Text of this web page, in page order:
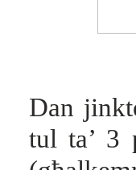
Dan
tul ta’ 3